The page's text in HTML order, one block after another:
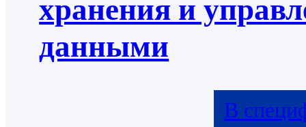
хранения и
данными
В